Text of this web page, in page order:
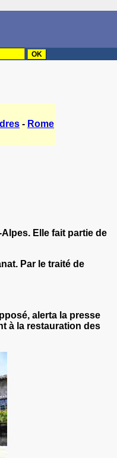
- Rome
Elle fait partie de
Par le traité de
alerta la presse
à la restauration des